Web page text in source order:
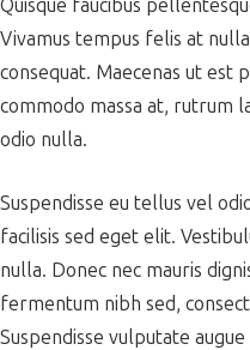
Quisque faucibus
Vivamus tempus felis at
consequat. Maecenas ut est
commodo massa at, rutrum
odio nulla.
Suspendisse eu tellus vel
facilisis sed eget elit.
nulla. Donec nec mauris
fermentum nibh sed,
Suspendisse vulputate augue